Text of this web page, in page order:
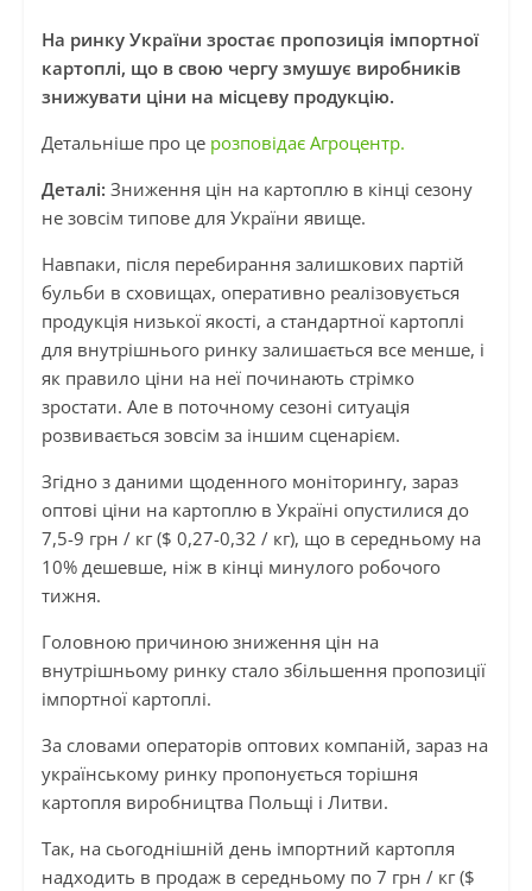
На ринку України зростає пропозиція імпортної
картоплі, що в свою чергу змушує виробників
знижувати ціни на місцеву продукцію.
Детальніше про це розповідає Агроцентр.
Деталі: Зниження цін на картоплю в кінці сезону
не зовсім типове для України явище.
Навпаки, після перебирання залишкових партій
бульби в сховищах, оперативно реалізовується
продукція низької якості, а стандартної картоплі
для внутрішнього ринку залишається все менше, і
як правило ціни на неї починають стрімко
зростати. Але в поточному сезоні ситуація
розвивається зовсім за іншим сценарієм.
Згідно з даними щоденного моніторингу, зараз
оптові ціни на картоплю в Україні опустилися до
7,5-9 грн / кг ($ 0,27-0,32 / кг), що в середньому на
10% дешевше, ніж в кінці минулого робочого
тижня.
Головною причиною зниження цін на
внутрішньому ринку стало збільшення пропозиції
імпортної картоплі.
За словами операторів оптових компаній, зараз на
українському ринку пропонується торішня
картопля виробництва Польщі і Литви.
Так, на сьогоднішній день імпортний картопля
надходить в продаж в середньому по 7 грн / кг ($